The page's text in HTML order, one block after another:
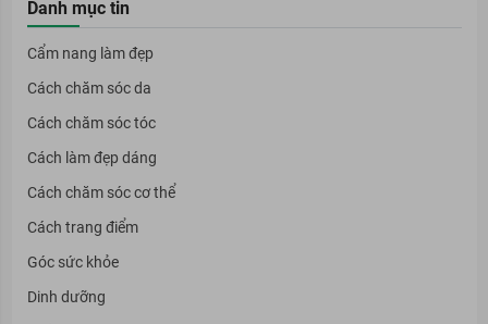
Danh mục tin
Cẩm nang làm đẹp
Cách chăm sóc da
Cách chăm sóc tóc
Cách làm đẹp dáng
Cách chăm sóc cơ thể
Cách trang điểm
Góc sức khỏe
Dinh dưỡng